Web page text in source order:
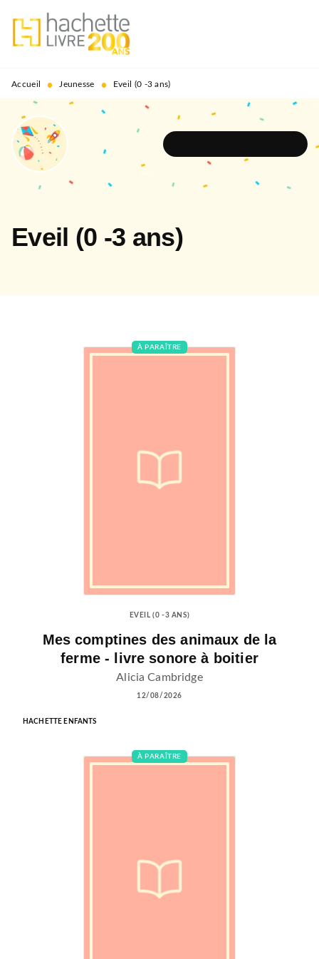
MENU RECHERCHE
PIED DE PAGE
Accueil • Jeunesse • Eveil (0 -3 ans)
Eveil (0 -3 ans)
À PARAÎTRE
EVEIL (0 -3 ANS)
Mes comptines des animaux de la
ferme - livre sonore à boitier
Alicia Cambridge
12/08/2026
HACHETTE ENFANTS
À PARAÎTRE